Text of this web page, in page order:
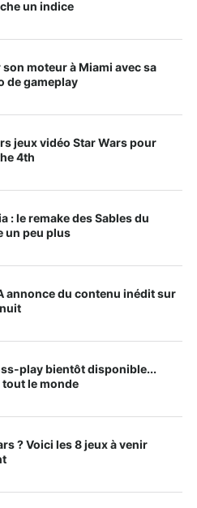
un indice
son moteur à Miami avec sa
de gameplay
jeux vidéo Star Wars pour
4th
: le remake des Sables du
un peu plus
annonce du contenu inédit sur
nuit
play bientôt disponible...
le monde
? Voici les 8 jeux à venir